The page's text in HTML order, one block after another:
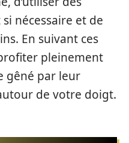
nécessaire et de
En suivant ces
pleinement
gêné par leur
de votre doigt.